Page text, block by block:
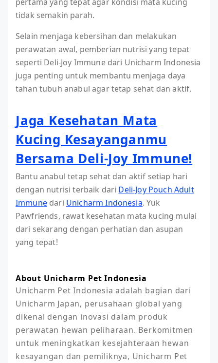
tidak semakin parah.
Selain menjaga kebersihan dan melakukan
perawatan awal, pemberian nutrisi yang tepat
seperti Deli-Joy Immune dari Unicharm Indonesia
juga penting untuk membantu menjaga daya
tahan tubuh anabul agar tetap sehat dan aktif.
Jaga Kesehatan Mata
Kucing Kesayanganmu
Bersama Deli-Joy Immune!
Bantu anabul tetap sehat dan aktif setiap hari
dengan nutrisi terbaik dari Deli-Joy Pouch Adult
Immunedari Unicharm Indonesia. Yuk
Pawfriends, rawat kesehatan mata kucing mulai
dari sekarang dengan perhatian dan asupan
yang tepat!
About Unicharm Pet Indonesia
Unicharm Pet Indonesia adalah bagian dari
Unicharm Japan, perusahaan global yang
dikenal dengan inovasi dalam produk
perawatan hewan peliharaan. Berkomitmen
untuk meningkatkan kesejahteraan hewan
kesayangan dan pemiliknya, Unicharm Pet